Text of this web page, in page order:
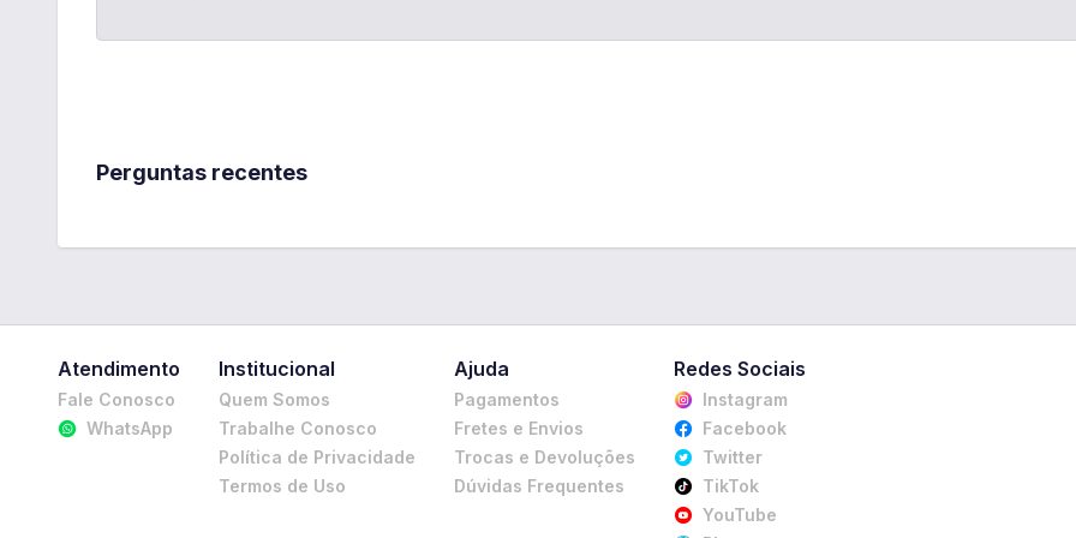
Perguntas recentes
Atendimento
Fale Conosco
WhatsApp
Institucional
Quem Somos
Trabalhe Conosco
Política de Privacidade
Termos de Uso
Ajuda
Pagamentos
Fretes e Envios
Trocas e Devoluções
Dúvidas Frequentes
Redes Sociais
Instagram
Facebook
Twitter
TikTok
YouTube